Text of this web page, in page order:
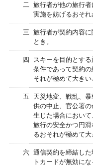
二 旅行者が他の旅行
実施を妨げるおそれ
三 旅行者が契約内容
とき。
四
スキーを目的とす
条件であって契約
それが極めて大きい
五
天災地変、戦乱、
供の中止、官公署
生じた場合におい
旅行の安全かつ円
るおそれが極めて大
六 通信契約を締結し
トカードが無効に